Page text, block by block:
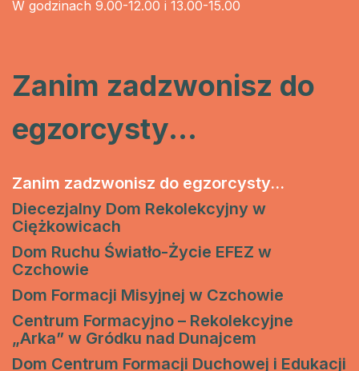
Zanim zadzwonisz do
egzorcysty...
Zanim zadzwonisz do egzorcysty...
Diecezjalny Dom Rekolekcyjny w
Ciężkowicach
Dom Ruchu Światło-Życie EFEZ w
Czchowie
Dom Formacji Misyjnej w Czchowie
Centrum Formacyjno – Rekolekcyjne
„Arka” w Gródku nad Dunajcem
Dom Centrum Formacji Duchowej i Edukacji
W godzinach 9.00-12.00 i 13.00-15.00